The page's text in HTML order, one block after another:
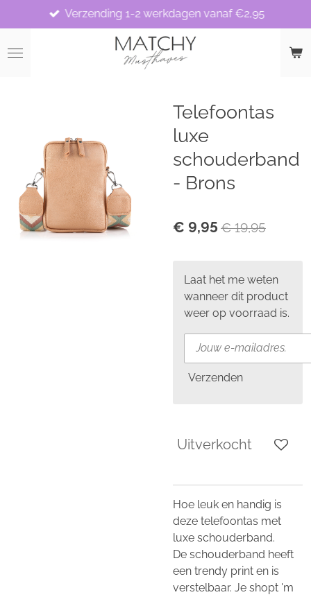
direct
naar
Verzending 1-2 werkdagen vanaf €2,95
Telefoontas
luxe
schouderband
- Brons
€ 9,95 € 19,95
Laat het me weten
wanneer dit product
weer op voorraad is.
Verzenden
Uitverkocht
Hoe leuk en handig is
deze telefoontas met
luxe schouderband.
De schouderband heeft
een trendy print en is
verstelbaar. Je shopt 'm